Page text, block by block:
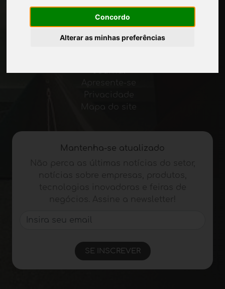
Concordo
Alterar as minhas preferências
Páginas
Quem nos somos
Intervalo-comercial
Journal
Mapa do site
Mantenha-se atualizado
SE INSCREVER